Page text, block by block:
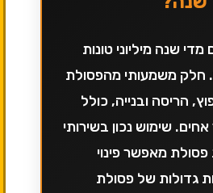
שנה מיליוני טונות
חלק משמעותי מהפסולת
הריסה ובנייה, כולל
שימוש נכון בשירותי
מאפשר פינוי
גדולות של פסולת